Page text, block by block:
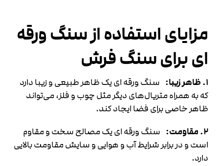
مزایای استفاده از سنگ ورقه
ای برای سنگ فرش
۱. ظاهر زیبا:
سنگ ورقه ای یک ظاهر طبیعی و زیبا دارد
که به همراه متریال‌های دیگر مثل چوب و فلز، می‌تواند
ظاهر خاصی برای فضا ایجاد کند.
۲. مقاومت:
سنگ ورقه ای یک مصالح سخت و مقاوم
است و در برابر شرایط آب و هوایی و سایش مقاومت بالایی
دارد.